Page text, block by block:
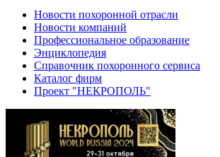
Новости похоронной отрасли
Новости компаний
Профессиональное образование
Энциклопедия
Справочник похоронного сервиса
Каталог фирм
Проект "НЕКРОПОЛЬ"